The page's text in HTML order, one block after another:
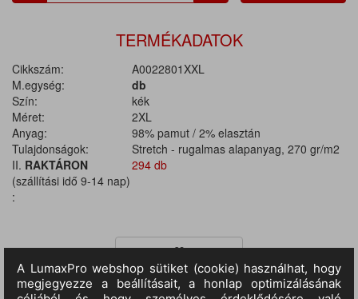
TERMÉKADATOK
Cikkszám:
A0022801XXL
M.egység:
db
Szín:
kék
Méret:
2XL
Anyag:
98% pamut / 2% elasztán
Tulajdonságok:
Stretch - rugalmas alapanyag, 270 gr/m2
II. RAKTÁRON
(szállítási idő 9-14 nap)
:
294 db